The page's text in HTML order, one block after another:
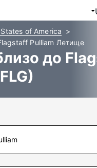
of America
Pulliam Летище
до